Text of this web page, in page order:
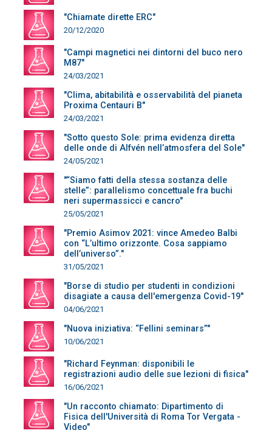
"Chiamate dirette ERC"
20/12/2020
"Campi magnetici nei dintorni del buco nero
M87"
24/03/2021
"Clima, abitabilità e osservabilità del pianeta
Proxima Centauri B"
24/03/2021
"Sotto questo Sole: prima evidenza diretta
delle onde di Alfvén nell’atmosfera del Sole"
24/05/2021
"“Siamo fatti della stessa sostanza delle
stelle”: parallelismo concettuale fra buchi
neri supermassicci e cancro"
25/05/2021
"Premio Asimov 2021: vince Amedeo Balbi
con “L’ultimo orizzonte. Cosa sappiamo
dell’universo”."
31/05/2021
"Borse di studio per studenti in condizioni
disagiate a causa dell'emergenza Covid-19"
04/06/2021
"Nuova iniziativa: “Fellini seminars”"
10/06/2021
"Richard Feynman: disponibili le
registrazioni audio delle sue lezioni di fisica"
16/06/2021
"Un racconto chiamato: Dipartimento di
Fisica dell'Università di Roma Tor Vergata -
Video"